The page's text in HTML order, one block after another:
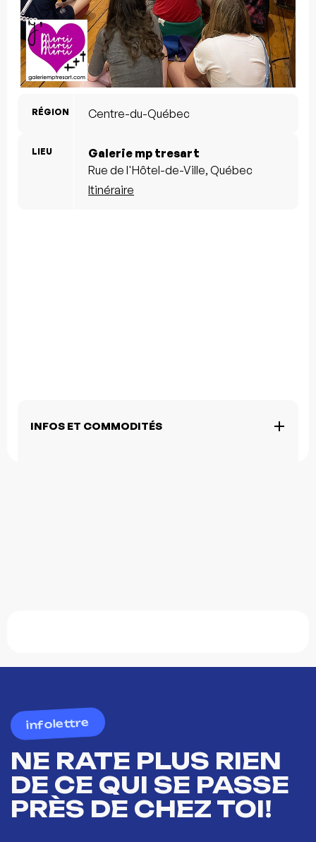
RÉGION Centre-du-Québec
LIEU
Galerie mp tresart
Rue de l'Hôtel-de-Ville, Québec
Itinéraire
INFOS ET COMMODITÉS
infolettre
NE RATE PLUS RIEN
DE CE QUI SE PASSE
PRÈS DE CHEZ TOI!